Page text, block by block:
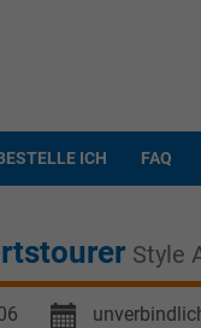
ICH FAQ
Style